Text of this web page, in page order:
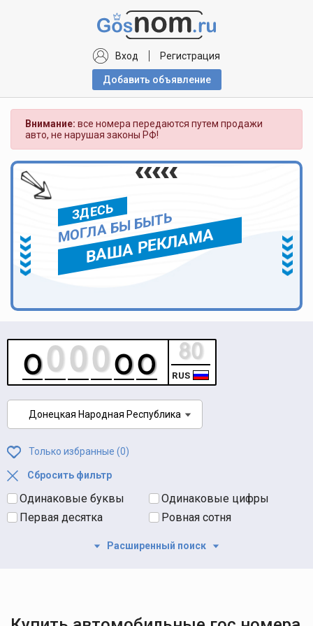
Вход Регистрация
Добавить объявлениe
Внимание: все номера передаются путем продажи
авто, не нарушая законы РФ!
ЗДЕСЬ
МОГЛА БЫ БЫТЬ
ВАША РЕКЛАМА
RUS
Донецкая Народная Республика
Только избранные (0)
Сбросить фильтр
Одинаковые буквы
Одинаковые цифры
Первая десятка
Ровная сотня
Расширенный поиск